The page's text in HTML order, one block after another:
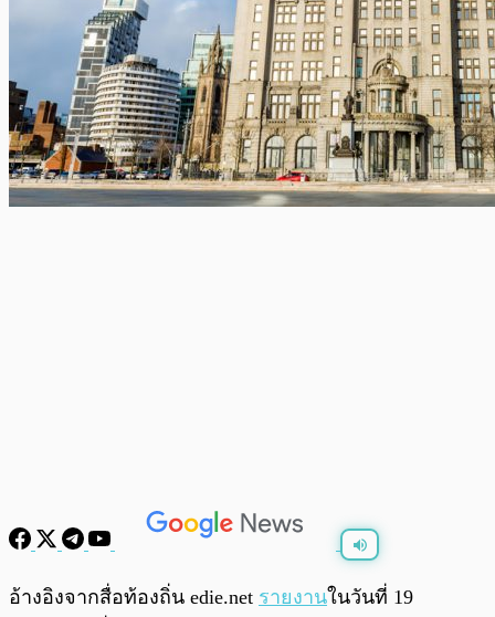
พร้อมเล่น 0:00
อ้างอิงจากสื่อท้องถิ่น edie.net รายงานในวันที่ 19